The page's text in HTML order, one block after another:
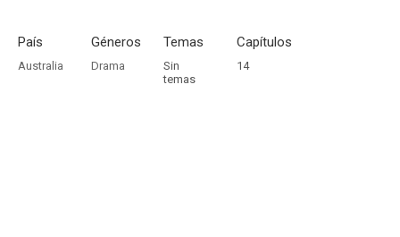
País
Australia
Géneros
Drama
Temas
Sin
temas
Capítulos
14